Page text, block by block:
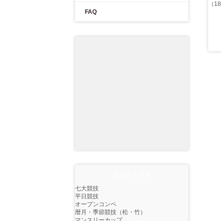
FAQ
七大競技
平日競技
オープンコンペ
暦月・季節競技（松・竹）
（